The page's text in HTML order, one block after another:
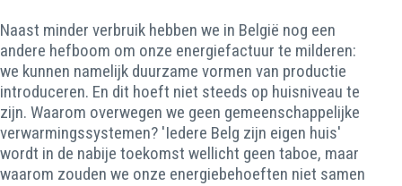
Naast minder verbruik hebben we in België nog een
andere hefboom om onze energiefactuur te milderen:
we kunnen namelijk duurzame vormen van productie
introduceren. En dit hoeft niet steeds op huisniveau te
zijn. Waarom overwegen we geen gemeenschappelijke
verwarmingssystemen? 'Iedere Belg zijn eigen huis'
wordt in de nabije toekomst wellicht geen taboe, maar
waarom zouden we onze energiebehoeften niet samen